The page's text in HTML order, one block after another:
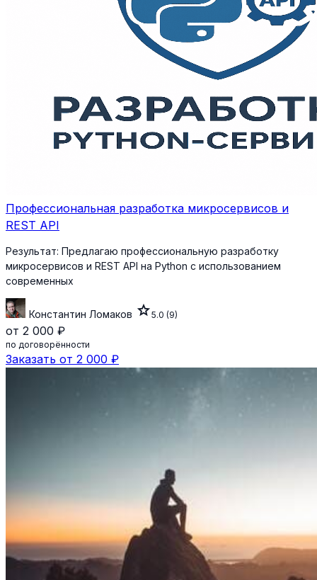
Профессиональная разработка микросервисов и
REST API
Результат: Предлагаю профессиональную разработку
микросервисов и REST API на Python с использованием
современных
Константин Ломаков star5.0 (9)
от 2 000 ₽
по договорённости
Заказать от 2 000 ₽